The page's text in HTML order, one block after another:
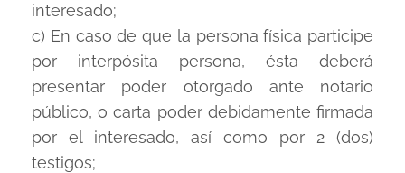
interesado;
c) En caso de que la persona física participe
por interpósita persona, ésta deberá
presentar poder otorgado ante notario
público, o carta poder debidamente firmada
por el interesado, así como por 2 (dos)
testigos;